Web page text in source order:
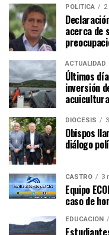
POLÍTICA
acerca de
ACTUALIDAD
Últimos
inversión
DIÓCESIS
Obispos
diálogo
CASTRO 3
Equipo
caso de
EDUCACIÓN